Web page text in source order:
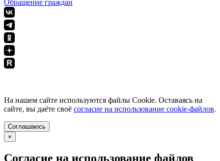
Обращение граждан
На нашем сайте используются файлы Cookie. Оставаясь на
сайте, вы даёте своё согласие на использование cookie-файлов.
Соглашаюсь
×
Согласие на использование файлов